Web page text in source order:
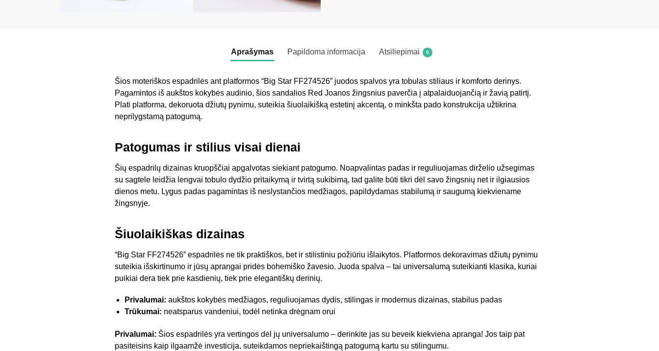
Aprašymas Papildoma informacija Atsiliepimai 0
Šios moteriškos espadrilės ant platformos “Big Star FF274526” juodos spalvos yra tobulas stiliaus ir komforto derinys.
Pagamintos iš aukštos kokybės audinio, šios sandalios Red Joanos žingsnius paverčia į atpalaiduojančią ir žavią patirtį.
Plati platforma, dekoruota džiutų pynimu, suteikia šiuolaikišką estetinį akcentą, o minkšta pado konstrukcija užtikrina
neprilygstamą patogumą.
Patogumas ir stilius visai dienai
Šių espadrilų dizainas kruopščiai apgalvotas siekiant patogumo. Noapvalintas padas ir reguliuojamas dirželio užsegimas
su sagtele leidžia lengvai tobulo dydžio pritaikymą ir tvirtą sukibimą, tad galite būti tikri dėl savo žingsnių net ir ilgiausios
dienos metu. Lygus padas pagamintas iš neslystančios medžiagos, papildydamas stabilumą ir saugumą kiekviename
žingsnyje.
Šiuolaikiškas dizainas
“Big Star FF274526” espadrilės ne tik praktiškos, bet ir stilistiniu požiūriu išlaikytos. Platformos dekoravimas džiutų pynimu
suteikia išskirtinumo ir jūsų aprangai pridės bohemiško žavesio. Juoda spalva – tai universalumą suteikianti klasika, kuriai
puikiai dera tiek prie kasdienių, tiek prie elegantiškų derinių.
Privalumai: aukštos kokybės medžiagos, reguliuojamas dydis, stilingas ir modernus dizainas, stabilus padas
Trūkumai: neatsparus vandeniui, todėl netinka drėgnam orui
Privalumai: Šios espadrilės yra vertingos dėl jų universalumo – derinkite jas su beveik kiekviena apranga! Jos taip pat
pasiteisins kaip ilgaamžė investicija, suteikdamos nepriekaištingą patogumą kartu su stilingumu.